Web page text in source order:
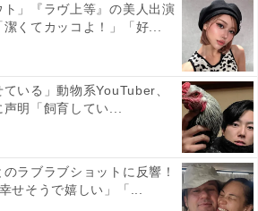
ト」『ラヴ上等』の美人出演
くてカッコよ！」「好...
ている」動物系YouTuber、
明「飼育してい...
ラブラブショットに反響！
せそうで嬉しい」「...